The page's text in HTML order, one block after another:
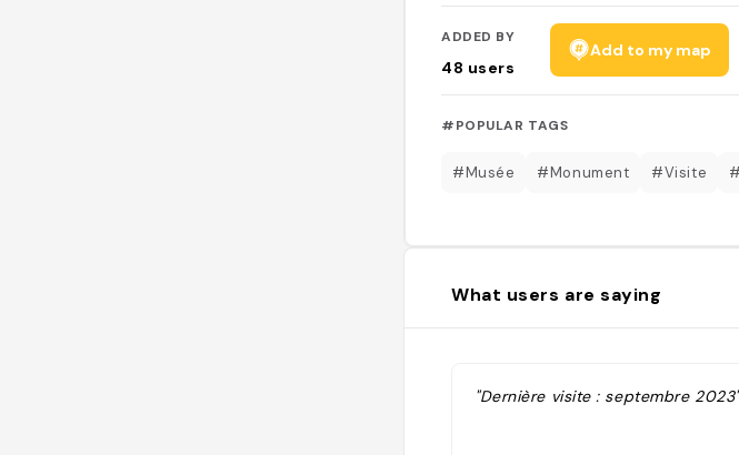
ADDED BY
48 users
Add to my map
#POPULAR TAGS
#Musée #Monument #Visite
What users are saying
"Dernière visite : septembre 2023"